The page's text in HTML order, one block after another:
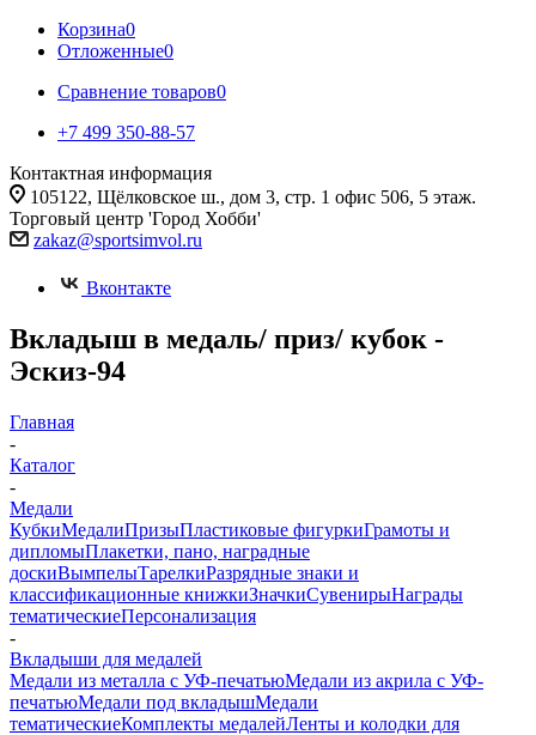
Корзина0
Отложенные0
Сравнение товаров0
+7 499 350-88-57
Контактная информация
105122, Щёлковское ш., дом 3, стр. 1 офис 506, 5 этаж.
Торговый центр 'Город Хобби'
zakaz@sportsimvol.ru
Вконтакте
Вкладыш в медаль/ приз/ кубок -
Эскиз-94
Главная
-
Каталог
-
Медали
КубкиМедалиПризыПластиковые фигуркиГрамоты и
дипломыПлакетки, пано, наградные
доскиВымпелыТарелкиРазрядные знаки и
классификационные книжкиЗначкиСувенирыНаграды
тематическиеПерсонализация
-
Вкладыши для медалей
Медали из металла с УФ-печатьюМедали из акрила с УФ-
печатьюМедали под вкладышМедали
тематическиеКомплекты медалейЛенты и колодки для